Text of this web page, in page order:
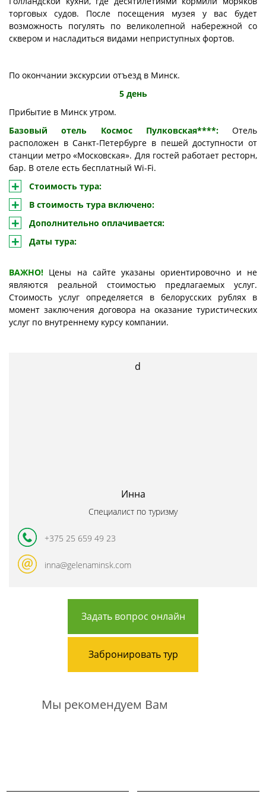
торговых судов. После посещения музея у вас будет
возможность погулять по великолепной набережной со
сквером и насладиться видами неприступных фортов.
По окончании экскурсии отъезд в Минск.
5 день
Прибытие в Минск утром.
Базовый отель Космос Пулковская****: Отель
расположен в Санкт-Петербурге в пешей доступности от
станции метро «Московская». Для гостей работает ресторн,
бар. В отеле есть бесплатный Wi-Fi.
Стоимость тура:
В стоимость тура включено:
Дополнительно оплачивается:
Даты тура:
ВАЖНО! Цены на сайте указаны ориентировочно и не
являются реальной стоимостью предлагаемых услуг.
Стоимость услуг определяется в белорусских рублях в
момент заключения договора на оказание туристических
услуг по внутреннему курсу компании.
Инна
Специалист по туризму
+375 25 659 49 23
inna@gelenaminsk.com
Задать вопрос онлайн
Забронировать тур
Мы рекомендуем Вам